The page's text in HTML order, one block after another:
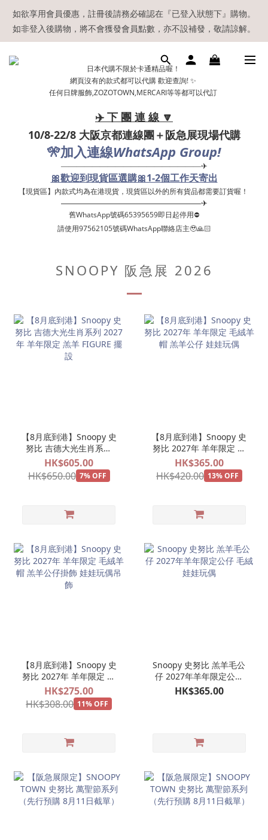
【現貨區】內款式均為在港現貨，現貨區以外的所有貨品都需要訂
貨喔！
如欲享用會員優惠，註冊後請務必確認在『已登入狀態下』購物。
如非登入後購物，將不會獲發會員點數，亦不設補發，敬請諒解。
溫馨提示：所有順豐快遞／本地及國際郵遞寄出後，本店只會以電
郵通知出貨，下單後敬請留意電郵信箱。
【現貨區】內款式均為在港現貨，現貨區以外的所有貨品都需要訂
貨喔！
日本代購不限於卡通精品喔！
網頁沒有的款式都可以代購 歡迎查詢! ✨
任何日牌服飾,ZOZOTOWN,MERCARI等等都可以代訂
✈️ 下 團 連 線 🔽
10/8-22/8 大阪京都連線團＋阪急展現場代購
🎌加入連線WhatsApp Group!
——————————————————✈
🎀歡迎到現貨區選購🎀1-2個工作天寄出
【現貨區】內款式均為在港現貨，現貨區以外的所有貨品都需要訂貨喔！ ​
——————————————————✈
舊WhatsApp號碼65395659即日起停用⛔️
請使用97562105號碼WhatsApp聯絡店主🥹🙏🏻
SNOOPY 阪急展 2026
【8月底到港】Snoopy 史
努比 吉德大光生肖系列
2027年 羊年限定 羔羊
FIGURE 擺設
HK$605.00
HK$650.00 7% OFF
【8月底到港】Snoopy 史
努比 2027年 羊年限定 毛
絨羊帽 羔羊公仔 娃娃玩偶
HK$365.00
HK$420.00 13% OFF
【8月底到港】Snoopy 史
努比 2027年 羊年限定 毛
絨羊帽 羔羊公仔掛飾 娃娃
玩偶吊飾
HK$275.00
HK$308.00 11% OFF
Snoopy 史努比 羔羊毛公
仔 2027年羊年限定公仔
毛絨娃娃玩偶
HK$365.00